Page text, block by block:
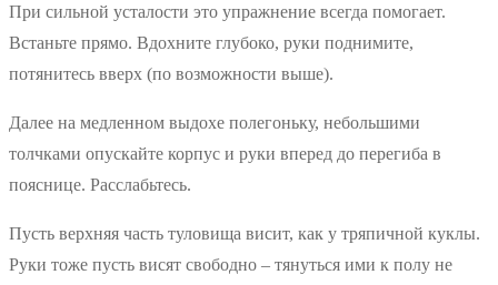
При сильной усталости это упражнение всегда помогает.
Встаньте прямо. Вдохните глубоко, руки поднимите,
потянитесь вверх (по возможности выше).
Далее на медленном выдохе полегоньку, небольшими
толчками опускайте корпус и руки вперед до перегиба в
пояснице. Расслабьтесь.
Пусть верхняя часть туловища висит, как у тряпичной куклы.
Руки тоже пусть висят свободно – тянуться ими к полу не